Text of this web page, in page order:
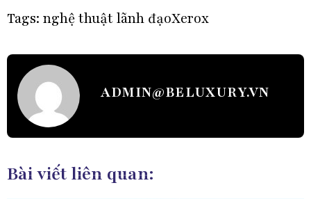
Tags: nghệ thuật lãnh đạoXerox
ADMIN@BELUXURY.VN
Bài viết liên quan: